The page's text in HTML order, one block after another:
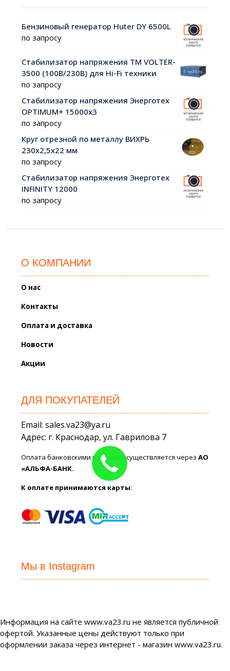
Бензиновый генератор Huter DY 6500L
по запросу
Стабилизатор напряжения ТМ VOLTER-
3500 (100В/230В) для Hi-Fi техники
по запросу
Стабилизатор напряжения Энерготех
OPTIMUM+ 15000х3
по запросу
Круг отрезной по металлу ВИХРЬ
230х2,5х22 мм
по запросу
Стабилизатор напряжения Энерготех
INFINITY 12000
по запросу
О КОМПАНИИ
О нас
Контакты
Оплата и доставка
Новости
Акции
ДЛЯ ПОКУПАТЕЛЕЙ
Email: sales.va23@ya.ru
Адрес: г. Краснодар, ул. Гаврилова 7
Оплата банковскими картами осуществляется черезАО
«АЛЬФА-БАНК.
К оплате принимаются карты:
Мы в Instagram
Информация на сайте www.va23.ru не является публичной
офертой. Указанные цены действуют только при
оформлении заказа через интернет - магазин www.va23.ru.